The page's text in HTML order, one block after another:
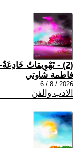
(2) - تَهْوِيمَاتٌ خَادِعَةٌ-
فاطمة شاوتي
2026 / 8 / 6
الادب والفن